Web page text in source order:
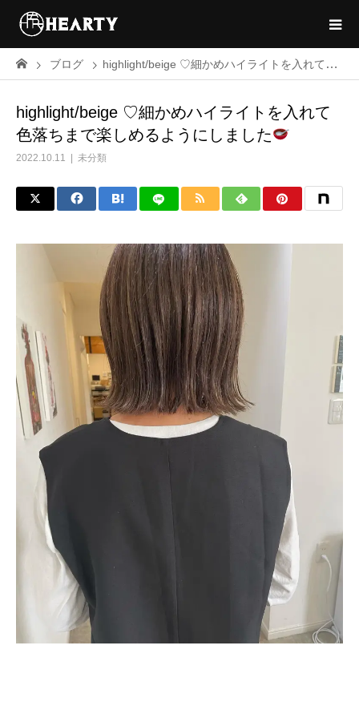
ブログ highlight/beige ♡細かめハイライトを入れて色落ちまで楽しめるようにしました
highlight/beige ♡細かめハイライトを入れて
色落ちまで楽しめるようにしました
2022.10.11 未分類